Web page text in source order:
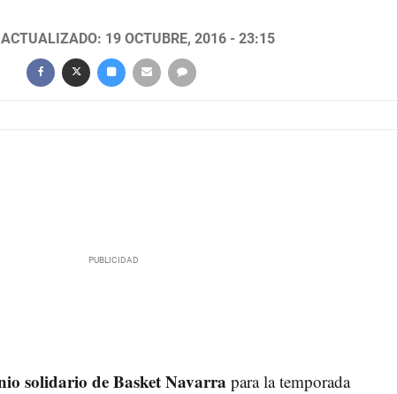
19 OCTUBRE, 2016 - 23:15
solidario de Basket Navarra para la temporada